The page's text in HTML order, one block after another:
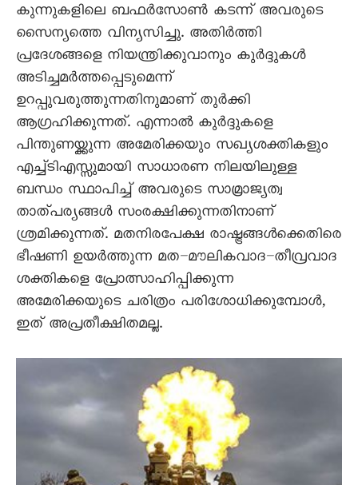
കുന്നുകളിലെ ബഫർസോൺ കടന്ന് അവരുടെ
സൈന്യത്തെ വിന്യസിച്ചു. അതിർത്തി
പ്രദേശങ്ങളെ നിയന്ത്രിക്കുവാനും കുർദ്ദുകൾ
അടിച്ചമർത്തപ്പെടുമെന്ന്
ഉറപ്പുവരുത്തുന്നതിനുമാണ് തുർക്കി
ആഗ്രഹിക്കുന്നത്. എന്നാൽ കുർദ്ദുകളെ
പിന്തുണയ്ക്കുന്ന അമേരിക്കയും സഖ്യശക്തികളും
എച്ച്ടിഎസ്സുമായി സാധാരണ നിലയിലുള്ള
ബന്ധം സ്ഥാപിച്ച് അവരുടെ സാമ്രാജ്യത്വ
താത്പര്യങ്ങൾ സംരക്ഷിക്കുന്നതിനാണ്
ശ്രമിക്കുന്നത്. മതനിരപേക്ഷ രാഷ്ട്രങ്ങൾക്കെതിരെ
ഭീഷണി ഉയർത്തുന്ന മത–മൗലികവാദ–തീവ്രവാദ
ശക്തികളെ പ്രോത്സാഹിപ്പിക്കുന്ന
അമേരിക്കയുടെ ചരിത്രം പരിശോധിക്കുമ്പോൾ,
ഇത് അപ്രതീക്ഷിതമല്ല.